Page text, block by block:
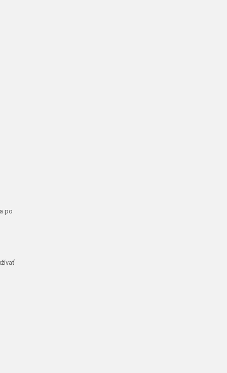
po